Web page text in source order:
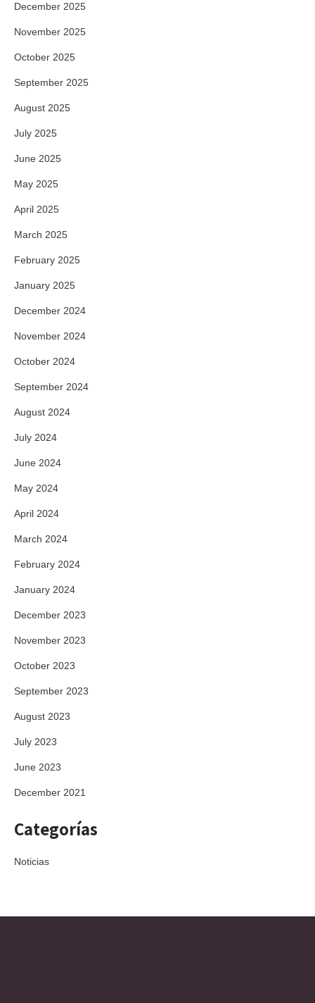
December 2025
November 2025
October 2025
September 2025
August 2025
July 2025
June 2025
May 2025
April 2025
March 2025
February 2025
January 2025
December 2024
November 2024
October 2024
September 2024
August 2024
July 2024
June 2024
May 2024
April 2024
March 2024
February 2024
January 2024
December 2023
November 2023
October 2023
September 2023
August 2023
July 2023
June 2023
December 2021
Categorías
Noticias